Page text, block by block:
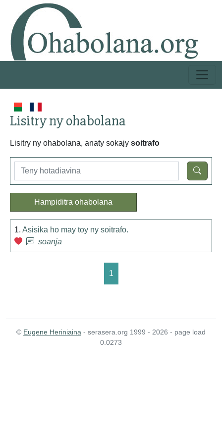
Lisitry ny ohabolana
Lisitry ny ohabolana, anaty sokajy soitrafo
Hampiditra ohabolana
1. Asisika ho may toy ny soitrafo.
soanja
1
© Eugene Heriniaina - serasera.org 1999 - 2026 - page load
0.0273